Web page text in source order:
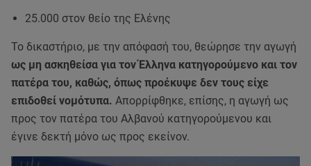
25.000 στον θείο της Ελένης
Το δικαστήριο, με την απόφασή του, θεώρησε την αγωγή
ως μη ασκηθείσα για τον Έλληνα κατηγορούμενο και τον
πατέρα του, καθώς, όπως προέκυψε δεν τους είχε
επιδοθεί νομότυπα. Απορρίφθηκε, επίσης, η αγωγή ως
προς τον πατέρα του Αλβανού κατηγορούμενου και
έγινε δεκτή μόνο ως προς εκείνον.